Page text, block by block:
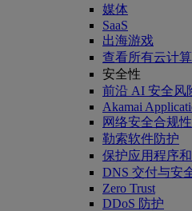
媒体
SaaS
出海游戏
查看所有云计
安全性
前沿 AI 安全风
Akamai
网络安全合规性
勒索软件防护
保护应用程序
DNS 交付与安
Zero Trust
DDoS 防护